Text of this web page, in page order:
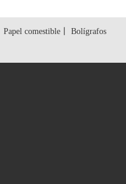
Papel comestible
Bolígrafos